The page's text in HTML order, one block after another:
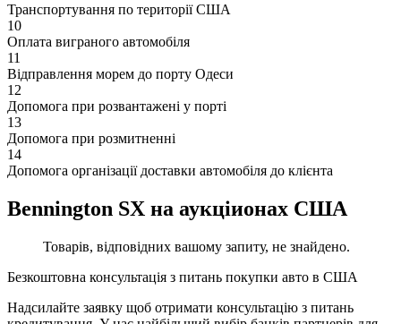
Транспортування по території США
10
Оплата виграного автомобіля
11
Відправлення морем до порту Одеси
12
Допомога при розвантажені у порті
13
Допомога при розмитненні
14
Допомога організації доставки автомобіля до клієнта
Bennington SX на аукціионах США
Товарів, відповідних вашому запиту, не знайдено.
Безкоштовна консультація з питань покупки авто в США
Надсилайте заявку щоб отримати консультацію з питань